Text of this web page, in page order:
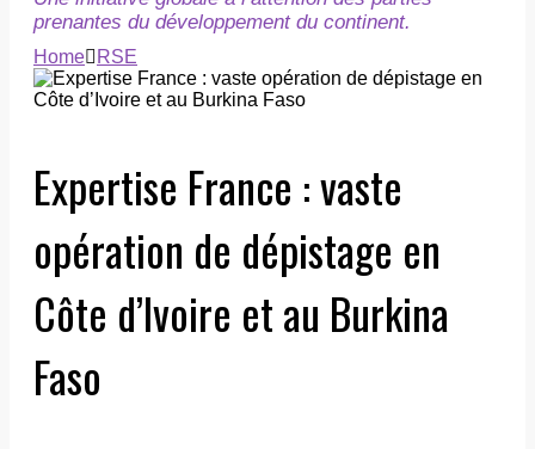
prenantes du développement du continent.
Home RSE
Expertise France : vaste
opération de dépistage en
Côte d’Ivoire et au Burkina
Faso